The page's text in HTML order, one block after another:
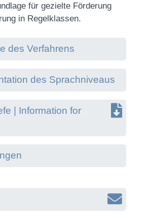
für gezielte Förderung
in Regelklassen.
des Verfahrens
des Sprachniveaus
| Information for